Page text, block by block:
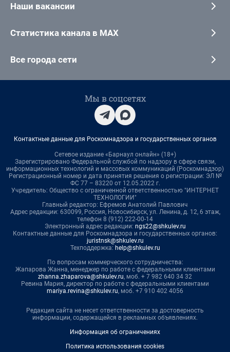
Наши вакансии
Статистика канала в MAX
Все города сети
Мы в соцсетях
Контактные данные для Роскомнадзора и государственных органов
Сетевое издание «Барнаул онлайн» (18+)
Зарегистрировано Федеральной службой по надзору в сфере связи,
информационных технологий и массовых коммуникаций (Роскомнадзор)
Регистрационный номер и дата принятия решения о регистрации: ЭЛ №
ФС 77 – 83220 от 12.05.2022 г.
Учредитель: Общество с ограниченной ответственностью "ИНТЕРНЕТ
ТЕХНОЛОГИИ"
Главный редактор: Ефремов Анатолий Павлович
Адрес редакции: 630099, Россия, Новосибирск, ул. Ленина, д. 12, 6 этаж,
телефон 8 (912) 222-00-14
Электронный адрес редакции: ngs22@shkulev.ru
Контактные данные для Роскомнадзора и государственных органов:
juristnsk@shkulev.ru
Техподдержка: help@shkulev.ru
По вопросам коммерческого сотрудничества:
Жапарова Жанна, менеджер по работе с федеральными клиентами
zhanna.zhaparova@shkulev.ru, моб. + 7 982 640 34 32
Ревина Мария, директор по работе с федеральными клиентами
mariya.revina@shkulev.ru, моб. +7 910 402 4056
Редакция сайта не несет ответственности за достоверность
информации, содержащейся в рекламных объявлениях.
Информация об ограничениях
Политика использования cookies